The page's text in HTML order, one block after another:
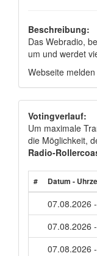
Beschreibung:
Das Webradio,
um und werdet
Webseite melden
Votingverlauf:
Um maximale
die Möglichkeit,
Radio-
# Datum -
07.08.2026
07.08.2026
07.08.2026